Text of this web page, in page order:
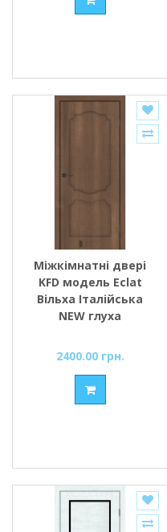
Міжкімнатні двері
KFD модель Eclat
Вільха Італійська
NEW глуха
2400.00 грн.